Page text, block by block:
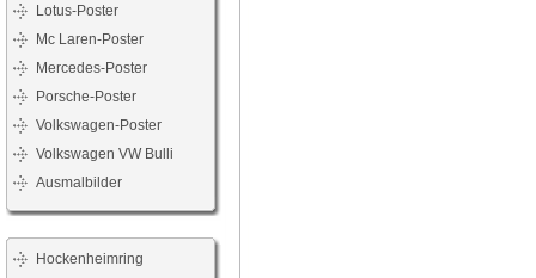
Lotus-Poster
Mc Laren-Poster
Mercedes-Poster
Porsche-Poster
Volkswagen-Poster
Volkswagen VW Bulli
Ausmalbilder
Hockenheimring